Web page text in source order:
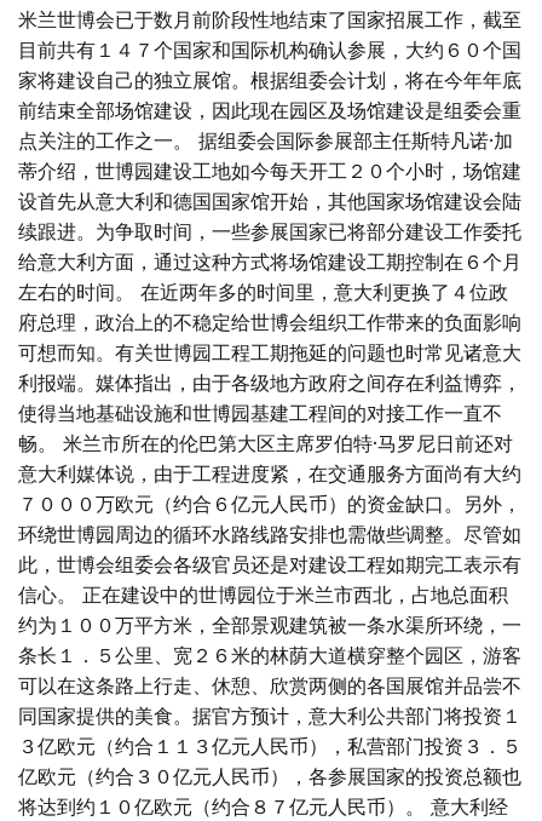
米兰世博会已于数月前阶段性地结束了国家招展工作，截至
目前共有１４７个国家和国际机构确认参展，大约６０个国
家将建设自己的独立展馆。根据组委会计划，将在今年年底
前结束全部场馆建设，因此现在园区及场馆建设是组委会重
点关注的工作之一。 据组委会国际参展部主任斯特凡诺·加
蒂介绍，世博园建设工地如今每天开工２０个小时，场馆建
设首先从意大利和德国国家馆开始，其他国家场馆建设会陆
续跟进。为争取时间，一些参展国家已将部分建设工作委托
给意大利方面，通过这种方式将场馆建设工期控制在６个月
左右的时间。 在近两年多的时间里，意大利更换了４位政
府总理，政治上的不稳定给世博会组织工作带来的负面影响
可想而知。有关世博园工程工期拖延的问题也时常见诸意大
利报端。媒体指出，由于各级地方政府之间存在利益博弈，
使得当地基础设施和世博园基建工程间的对接工作一直不
畅。 米兰市所在的伦巴第大区主席罗伯特·马罗尼日前还对
意大利媒体说，由于工程进度紧，在交通服务方面尚有大约
７０００万欧元（约合６亿元人民币）的资金缺口。另外，
环绕世博园周边的循环水路线路安排也需做些调整。尽管如
此，世博会组委会各级官员还是对建设工程如期完工表示有
信心。 正在建设中的世博园位于米兰市西北，占地总面积
约为１００万平方米，全部景观建筑被一条水渠所环绕，一
条长１．５公里、宽２６米的林荫大道横穿整个园区，游客
可以在这条路上行走、休憩、欣赏两侧的各国展馆并品尝不
同国家提供的美食。据官方预计，意大利公共部门将投资１
３亿欧元（约合１１３亿元人民币），私营部门投资３．５
亿欧元（约合３０亿元人民币），各参展国家的投资总额也
将达到约１０亿欧元（约合８７亿元人民币）。 意大利经